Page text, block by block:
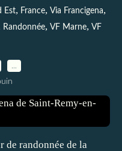
Est, France, Via Francigena,
Randonnée, VF Marne, VF
de randonnée de la